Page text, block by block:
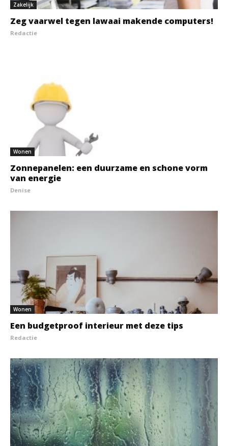
Zakelijk
Zeg vaarwel tegen lawaai makende computers!
Redactie
Wonen
Zonnepanelen: een duurzame en schone vorm
van energie
Denise
Wonen
Een budgetproof interieur met deze tips
Redactie